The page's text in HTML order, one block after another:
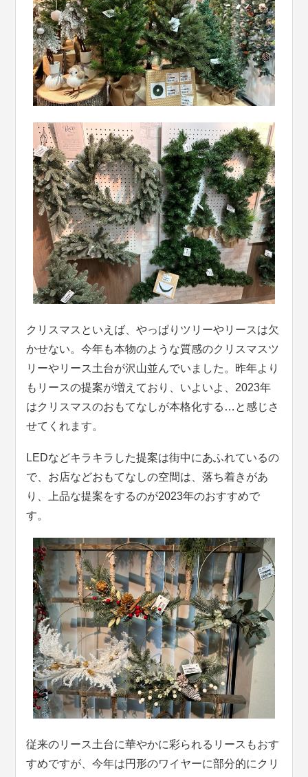
クリスマスといえば、やっぱりツリーやリースは欠
かせない。今年も本物のような質感のクリスマスツ
リーやリース土台が沢山並んでいました。昨年より
もリースの提案が増えており、いよいよ、2023年
はクリスマスのおもてなしが本格化する…と感じさ
せてくれます。
LEDなどキラキラした提案は街中にあふれているの
で、お店などおもてなしの空間は、落ち着きがあ
り、上品な提案をするのが2023年のおすすめで
す。
従来のリース土台に華やかに彩られるリースもおす
すめですが、今年は円形のワイヤーに部分的にクリ